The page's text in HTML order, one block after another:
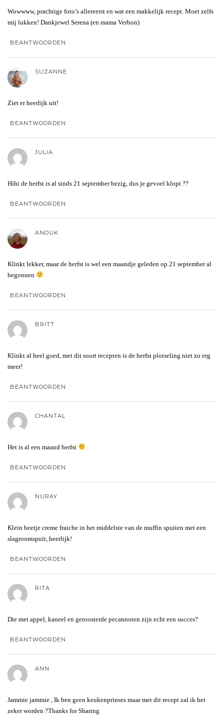
Wowwww, prachtige foto’s allereerst en wat een makkelijk recept. Moet zelfs
mij lukken! Dankjewel Serena (en mama Verbon)
BEANTWOORDEN
SUZANNE
Ziet er heerlijk uit!
BEANTWOORDEN
JULIA
Hihi de herfst is al sinds 21 september bezig, dus je gevoel klopt ??
BEANTWOORDEN
ANOUK
Klinkt lekker, maar de herfst is wel een maandje geleden op 21 september al
begonnen
BEANTWOORDEN
BRITT
Klinkt al heel goed, met dit soort recepten is de herfst plotseling niet zo erg
meer!
BEANTWOORDEN
CHANTAL
Het is al een maand herfst
BEANTWOORDEN
NURAY
Klein beetje creme fraiche in het middelste van de muffin spuiten met een
slagroomspuit, heerlijk!
BEANTWOORDEN
RITA
Die met appel, kaneel en geroosterde pecannoten zijn echt een succes?
BEANTWOORDEN
ANN
Jammie jammie , Ik ben geen keukenprinses maar met dit recept zal ik het
zeker worden ?Thanks for Sharing